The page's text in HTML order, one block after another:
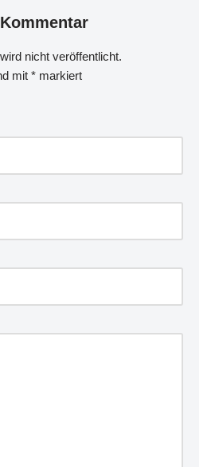
nicht veröffentlicht.
mit * markiert